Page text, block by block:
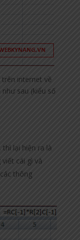
internet về
sau (kiểu số
lại hiện ra là
cái gì và
thông